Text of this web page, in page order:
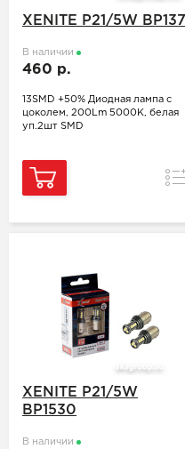
XENITE P21/5W BP137
В наличии
460 р.
13SMD +50% Диодная лампа с
цоколем, 200Lm 5000K, белая
уп.2шт SMD
XENITE P21/5W
BP1530
В наличии